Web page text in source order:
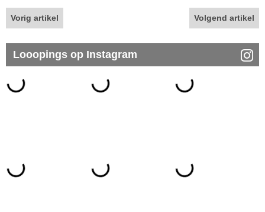
Vorig artikel Volgend artikel
Looopings op Instagram